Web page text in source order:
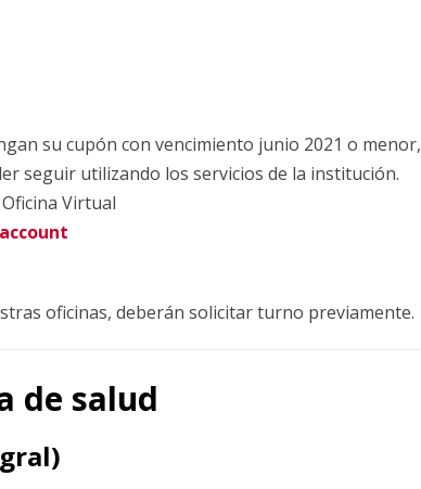
su cupón con vencimiento junio 2021 o menor,
seguir utilizando los servicios de la institución.
Virtual
oficinas, deberán solicitar turno previamente.
de salud